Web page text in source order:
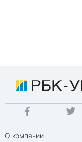
О компании